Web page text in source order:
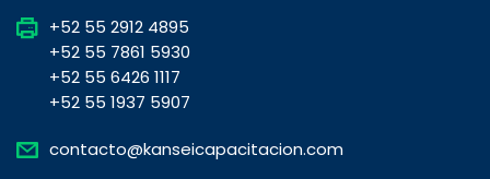
+52 55 2912 4895
+52 55 7861 5930
+52 55 6426 1117
+52 55 1937 5907
contacto@kanseicapacitacion.com